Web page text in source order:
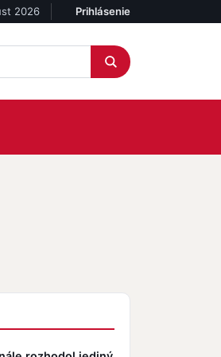
2026 Účet
Prihlásenie